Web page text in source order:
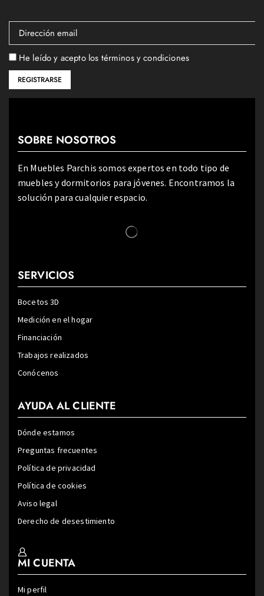
He leído y acepto los términos y condiciones
SOBRE NOSOTROS
En Muebles Parchis somos expertos en todo tipo de
muebles y dormitorios para jóvenes. Encontramos la
solución para cualquier espacio.
SERVICIOS
Bocetos 3D
Medición en el hogar
Financiación
Trabajos realizados
Conócenos
AYUDA AL CLIENTE
Dónde estamos
Preguntas frecuentes
Política de privacidad
Política de cookies
Aviso legal
Derecho de desestimiento
MI CUENTA
Mi perfil